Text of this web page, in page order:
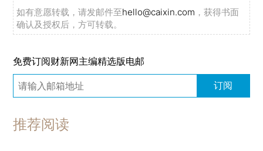
如有意愿转载，请发邮件至hello@caixin.com ，获得书面
确认及授权后，方可转载。
免费订阅财新网主编精选版电邮
订阅
推荐阅读